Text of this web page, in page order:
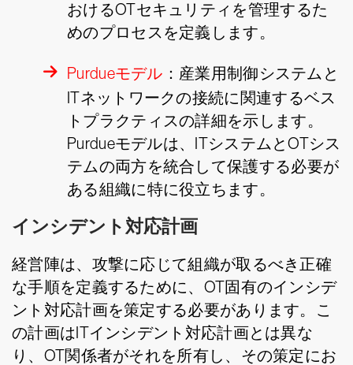
おけるOTセキュリティを管理するた
めのプロセスを定義します。
Purdueモデル ：産業用制御システムと
ITネットワークの接続に関連するベス
トプラクティスの詳細を示します。
Purdueモデルは、ITシステムとOTシス
テムの両方を統合して保護する必要が
ある組織に特に役立ちます。
インシデント対応計画
経営陣は、攻撃に応じて組織が取るべき正確
な手順を定義するために、OT固有のインシデ
ント対応計画を策定する必要があります。こ
の計画はITインシデント対応計画とは異な
り、OT関係者がそれを所有し、その策定にお